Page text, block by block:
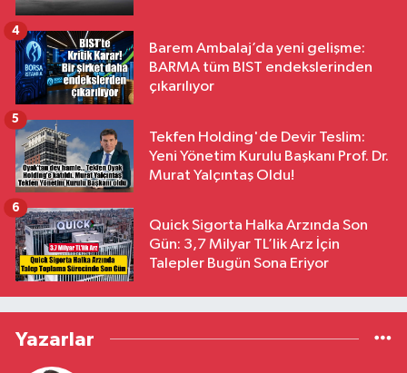
Barem Ambalaj’da yeni gelişme:
BARMA tüm BIST endekslerinden
çıkarılıyor
4
Tekfen Holding'de Devir Teslim:
Yeni Yönetim Kurulu Başkanı Prof. Dr.
Murat Yalçıntaş Oldu!
5
Quick Sigorta Halka Arzında Son
Gün: 3,7 Milyar TL’lik Arz İçin
Talepler Bugün Sona Eriyor
6
Yazarlar